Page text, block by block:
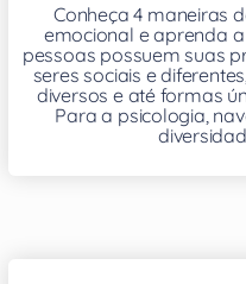
Conheça 4 maneiras
emocional e aprenda
pessoas possuem suas
seres sociais e
diversos e até formas
Para a psicologia,